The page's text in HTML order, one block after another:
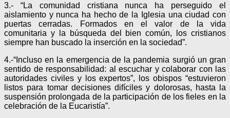
3.- “La comunidad cristiana nunca ha perseguido el
aislamiento y nunca ha hecho de la Iglesia una ciudad con
puertas cerradas. Formados en el valor de la vida
comunitaria y la búsqueda del bien común, los cristianos
siempre han buscado la inserción en la sociedad”.
4.-“Incluso en la emergencia de la pandemia surgió un gran
sentido de responsabilidad: al escuchar y colaborar con las
autoridades civiles y los expertos”, los obispos “estuvieron
listos para tomar decisiones difíciles y dolorosas, hasta la
suspensión prolongada de la participación de los fieles en la
celebración de la Eucaristía”.